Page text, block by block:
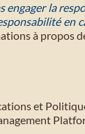
la
en
à propos
et